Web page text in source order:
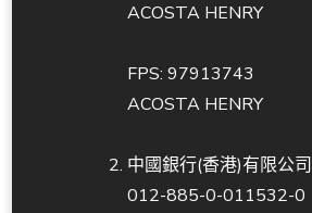
ACOSTA HENRY
FPS: 97913743
ACOSTA HENRY
中國銀行(香港)有限公司
012-885-0-011532-0